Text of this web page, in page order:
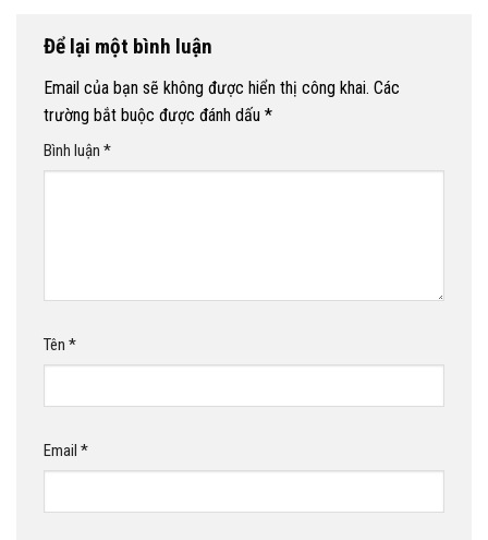
Để lại một bình luận
Email của bạn sẽ không được hiển thị công khai. Các
trường bắt buộc được đánh dấu *
Bình luận *
Tên *
Email *